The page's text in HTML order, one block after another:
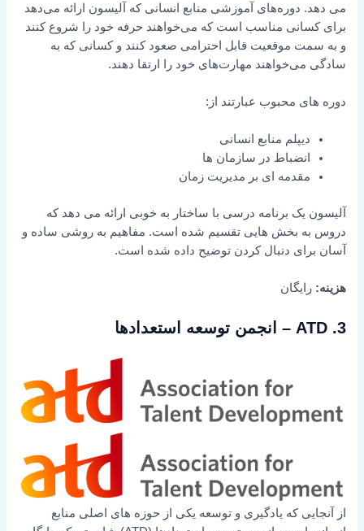
می دهد. دوره‌های آموزشی منابع انسانی که آلیسون ارائه می‌دهد
برای کسانی مناسب است که می‌خواهند حرفه خود را شروع کنند
و به سمت موقعیت قابل احترامی صعود کنند و کسانی که به
سادگی می‌خواهند مهارت‌های خود را ارتقا دهند.
دوره های محبوب عبارتند از:
دیپلم منابع انسانی
انضباط در سازمان ها
مقدمه ای بر مدیریت زمان
آلیسون یک برنامه درسی با ساختار به خوبی ارائه می دهد که
دروس به بخش هایی تقسیم شده است. مفاهیم به روشی ساده و
آسان برای دنبال کردن توضیح داده شده است.
هزینه: رایگان
3. ATD – انجمن توسعه استعدادها
از آنجایی که یادگیری و توسعه یکی از حوزه های اصلی منابع